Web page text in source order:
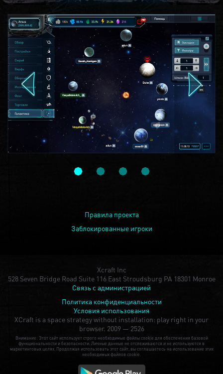
Правила проекта
Заблокированные игроки
Xcraft Inc
528 Seven Bridge Road Suite 116 East Stroudsburg PA 18301 Monroe
Связь с администрацией
Политика конфиденциальности
Условия использования
XCraft is a space strategy without installation: play right in your
browser. 2009 — 2526
Внимание: Этот сайт использует строго необходимые файлы cookie для обеспечения базовой
функциональности и безопасности. Личные данные не отслеживаются и не используются в
маркетинговых целях. Продолжая использовать этот сайт, вы соглашаетесь на использование этих
необходимых файлов cookie.